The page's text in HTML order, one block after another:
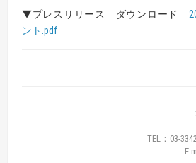
▼プレスリリース ダウンロード
ント.pdf
TEL：03-
E-